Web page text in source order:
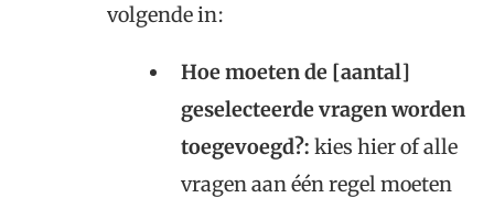
volgende in:
Hoe moeten de [aantal]
geselecteerde vragen worden
toegevoegd?: kies hier of alle
vragen aan één regel moeten